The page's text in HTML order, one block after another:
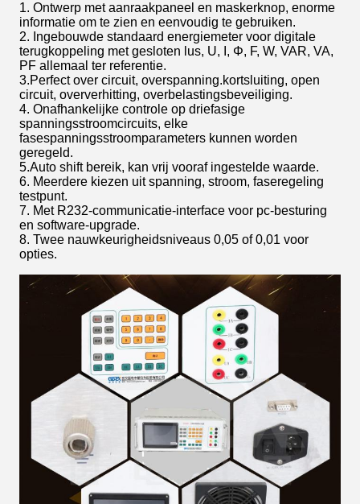
1. Ontwerp met aanraakpaneel en maskerknop, enorme
informatie om te zien en eenvoudig te gebruiken.
2. Ingebouwde standaard energiemeter voor digitale
terugkoppeling met gesloten lus, U, I, Φ, F, W, VAR, VA,
PF allemaal ter referentie.
3.Perfect over circuit, overspanning.kortsluiting, open
circuit, oververhitting, overbelastingsbeveiliging.
4. Onafhankelijke controle op driefasige
spanningsstroomcircuits, elke
fasespanningsstroomparameters kunnen worden
geregeld.
5.Auto shift bereik, kan vrij vooraf ingestelde waarde.
6. Meerdere kiezen uit spanning, stroom, faseregeling
testpunt.
7. Met R232-communicatie-interface voor pc-besturing
en software-upgrade.
8. Twee nauwkeurigheidsniveaus 0,05 of 0,01 voor
opties.